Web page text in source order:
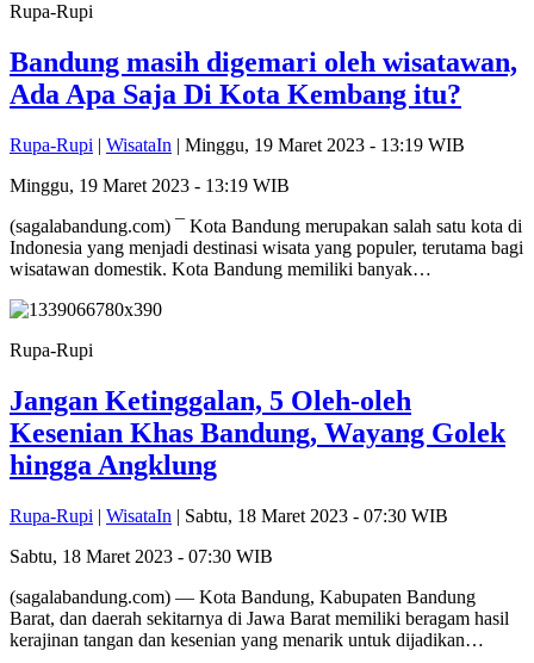
Rupa-Rupi
Bandung masih digemari oleh wisatawan,
Ada Apa Saja Di Kota Kembang itu?
Rupa-Rupi | WisataIn | Minggu, 19 Maret 2023 - 13:19 WIB
Minggu, 19 Maret 2023 - 13:19 WIB
(sagalabandung.com) ¯ Kota Bandung merupakan salah satu kota di
Indonesia yang menjadi destinasi wisata yang populer, terutama bagi
wisatawan domestik. Kota Bandung memiliki banyak…
Rupa-Rupi
Jangan Ketinggalan, 5 Oleh-oleh
Kesenian Khas Bandung, Wayang Golek
hingga Angklung
Rupa-Rupi | WisataIn | Sabtu, 18 Maret 2023 - 07:30 WIB
Sabtu, 18 Maret 2023 - 07:30 WIB
(sagalabandung.com) — Kota Bandung, Kabupaten Bandung
Barat, dan daerah sekitarnya di Jawa Barat memiliki beragam hasil
kerajinan tangan dan kesenian yang menarik untuk dijadikan…